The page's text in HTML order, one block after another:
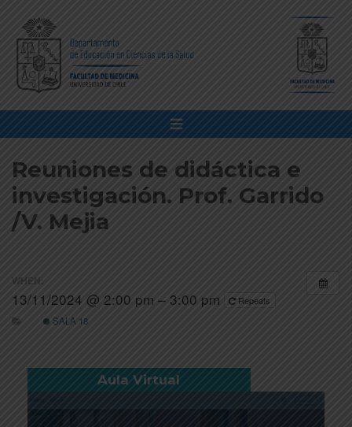
Reuniones de didáctica e
investigación. Prof. Garrido
/V. Mejia
WHEN:
13/11/2024 @ 2:00 pm – 3:00 pm
Repeats
SALA 18
Aula Virtual